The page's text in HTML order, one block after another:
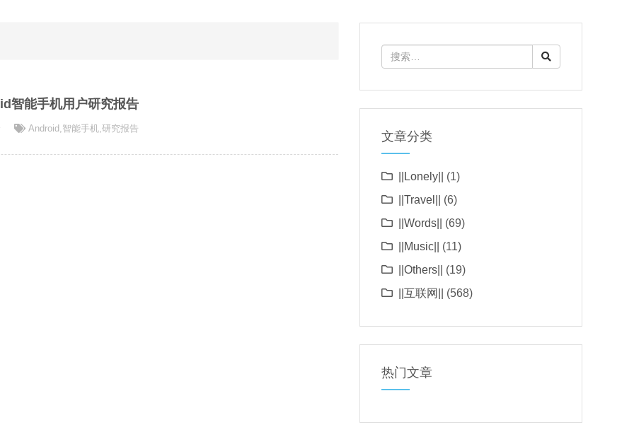
智能手机用户研究报告
Android ,智能手机,研究报告
文章分类
||Lonely||
(1)
||Travel||
(6)
||Words||
(69)
||Music||
(11)
||Others||
(19)
||互联网||
(568)
热门文章